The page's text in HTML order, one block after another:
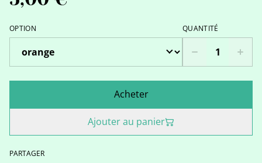
OPTION QUANTITÉ
Acheter
Ajouter au panier
PARTAGER